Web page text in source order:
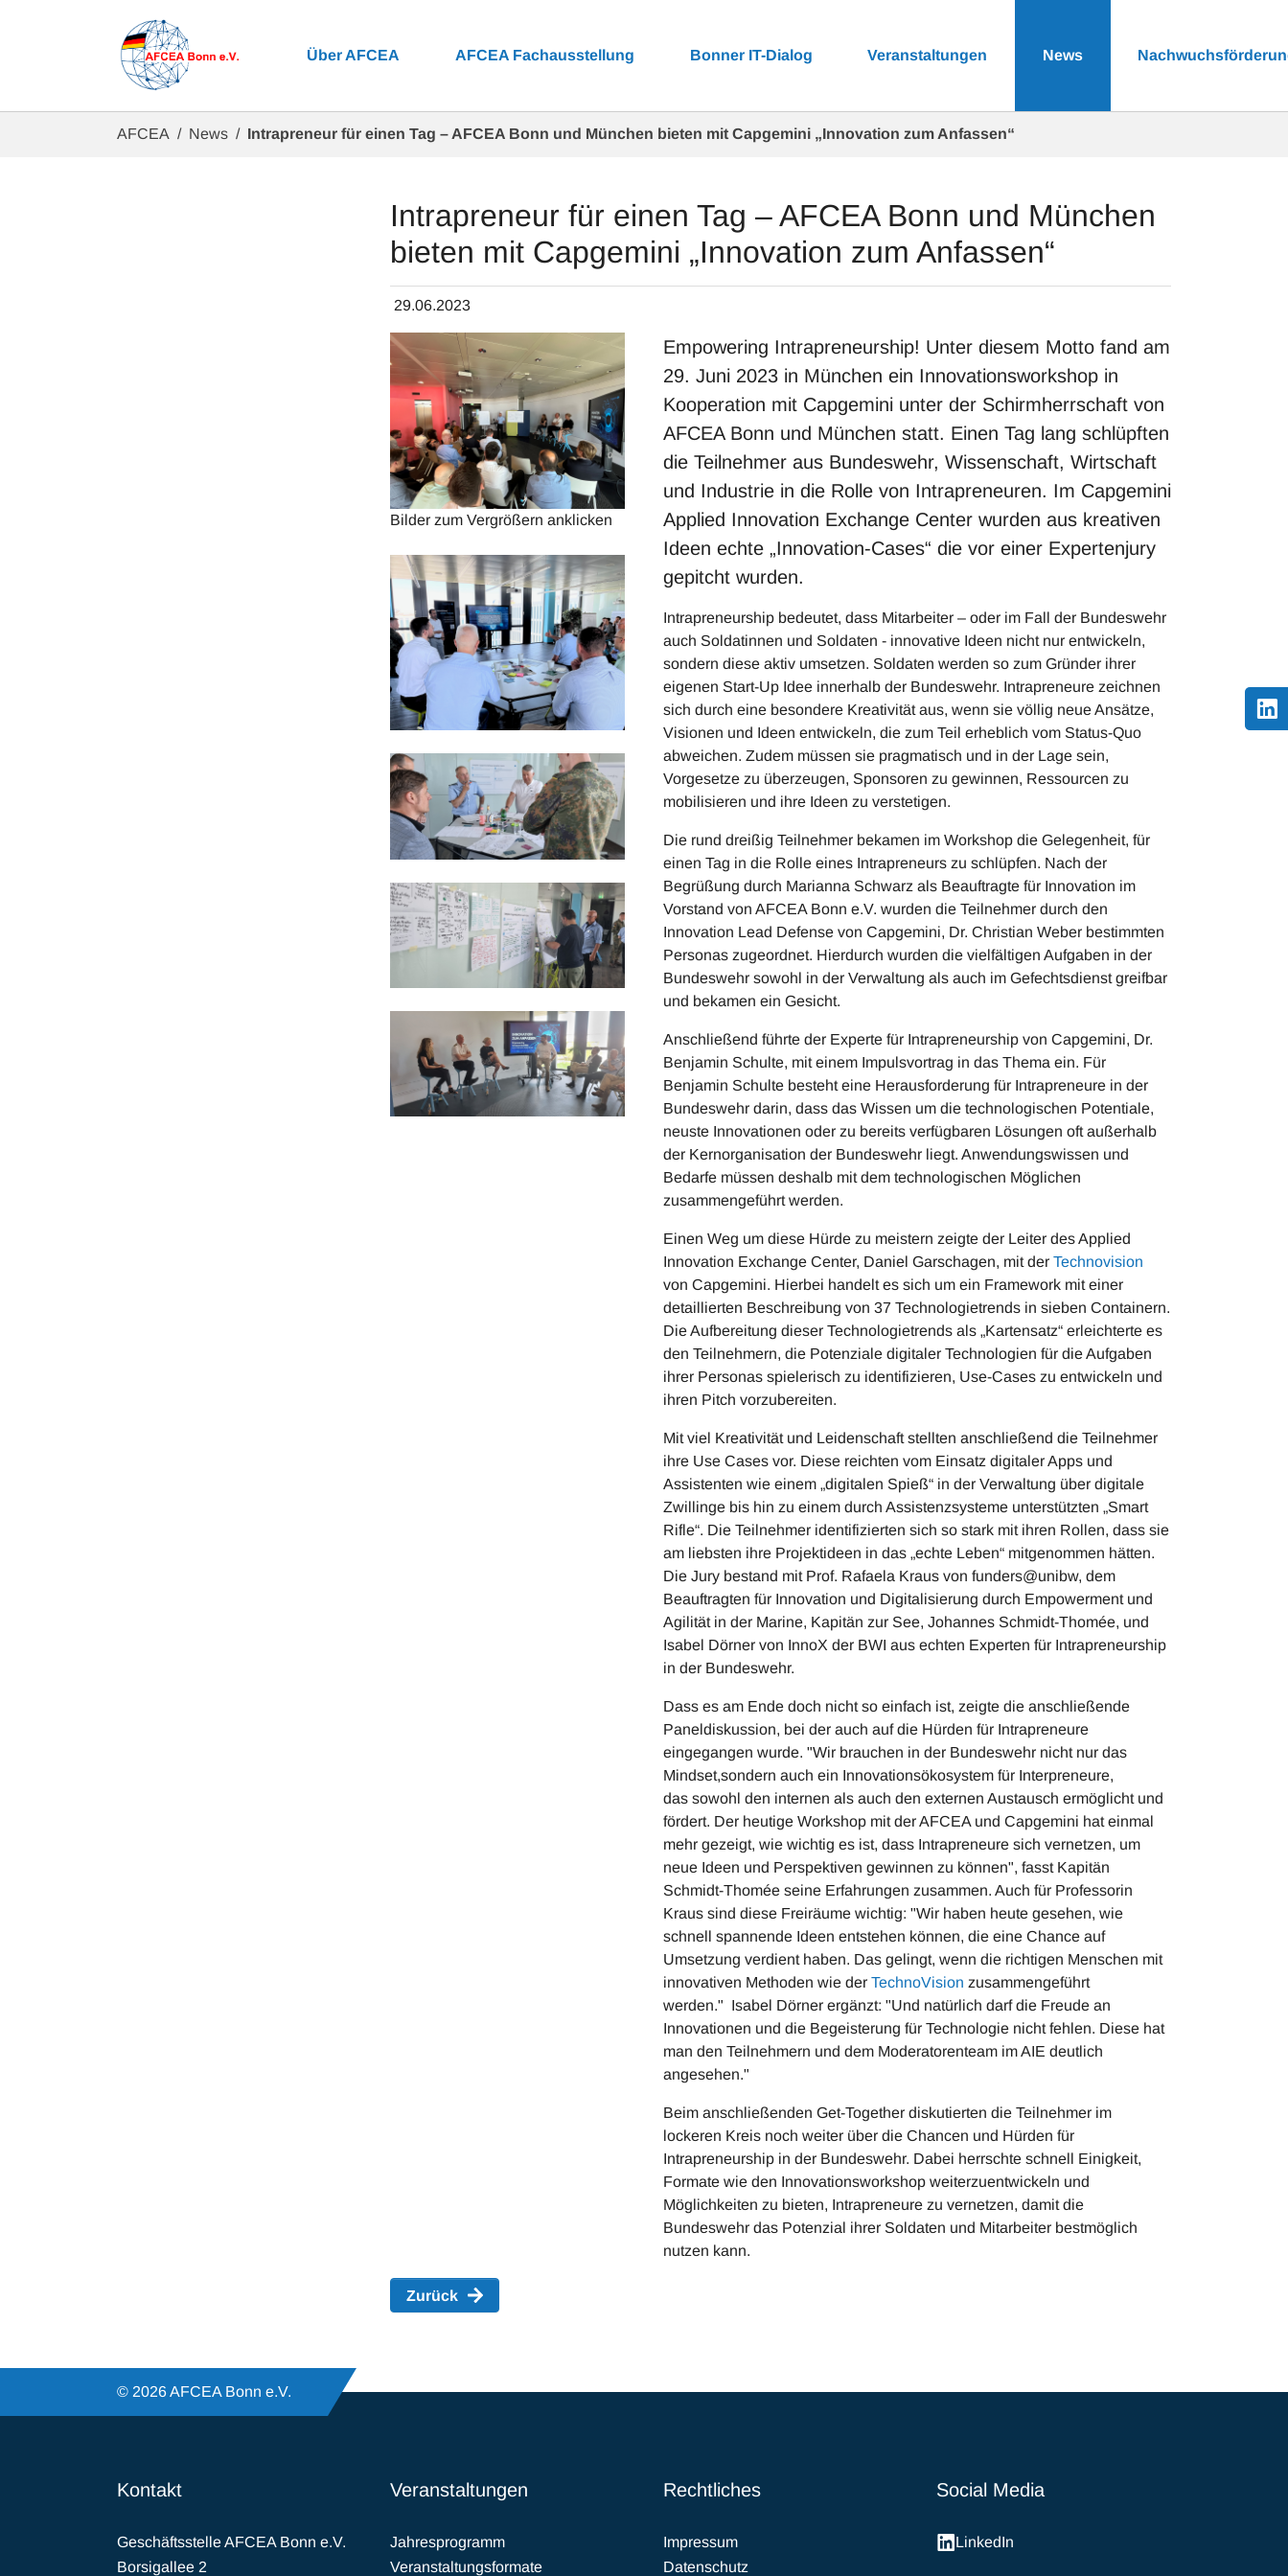
Über AFCEA AFCEA Fachausstellung Bonner IT-Dialog Veranstaltungen News
AFCEA News Intrapreneur für einen Tag – AFCEA Bonn und München bieten mit Capgemini „Innovation zum Anfassen“
Intrapreneur für einen Tag – AFCEA Bonn und München
bieten mit Capgemini „Innovation zum Anfassen“
29.06.2023
Bilder zum Vergrößern anklicken
Empowering Intrapreneurship! Unter diesem Motto fand am
29. Juni 2023 in München ein Innovationsworkshop in
Kooperation mit Capgemini unter der Schirmherrschaft von
AFCEA Bonn und München statt. Einen Tag lang schlüpften
die Teilnehmer aus Bundeswehr, Wissenschaft, Wirtschaft
und Industrie in die Rolle von Intrapreneuren. Im Capgemini
Applied Innovation Exchange Center wurden aus kreativen
Ideen echte „Innovation-Cases“ die vor einer Expertenjury
gepitcht wurden.
Intrapreneurship bedeutet, dass Mitarbeiter – oder im Fall der Bundeswehr
auch Soldatinnen und Soldaten - innovative Ideen nicht nur entwickeln,
sondern diese aktiv umsetzen. Soldaten werden so zum Gründer ihrer
eigenen Start-Up Idee innerhalb der Bundeswehr. Intrapreneure zeichnen
sich durch eine besondere Kreativität aus, wenn sie völlig neue Ansätze,
Visionen und Ideen entwickeln, die zum Teil erheblich vom Status-Quo
abweichen. Zudem müssen sie pragmatisch und in der Lage sein,
Vorgesetze zu überzeugen, Sponsoren zu gewinnen, Ressourcen zu
mobilisieren und ihre Ideen zu verstetigen.
Die rund dreißig Teilnehmer bekamen im Workshop die Gelegenheit, für
einen Tag in die Rolle eines Intrapreneurs zu schlüpfen. Nach der
Begrüßung durch Marianna Schwarz als Beauftragte für Innovation im
Vorstand von AFCEA Bonn e.V. wurden die Teilnehmer durch den
Innovation Lead Defense von Capgemini, Dr. Christian Weber bestimmten
Personas zugeordnet. Hierdurch wurden die vielfältigen Aufgaben in der
Bundeswehr sowohl in der Verwaltung als auch im Gefechtsdienst greifbar
und bekamen ein Gesicht.
Anschließend führte der Experte für Intrapreneurship von Capgemini, Dr.
Benjamin Schulte, mit einem Impulsvortrag in das Thema ein. Für
Benjamin Schulte besteht eine Herausforderung für Intrapreneure in der
Bundeswehr darin, dass das Wissen um die technologischen Potentiale,
neuste Innovationen oder zu bereits verfügbaren Lösungen oft außerhalb
der Kernorganisation der Bundeswehr liegt. Anwendungswissen und
Bedarfe müssen deshalb mit dem technologischen Möglichen
zusammengeführt werden.
Einen Weg um diese Hürde zu meistern zeigte der Leiter des Applied
Innovation Exchange Center, Daniel Garschagen, mit der Technovision
von Capgemini. Hierbei handelt es sich um ein Framework mit einer
detaillierten Beschreibung von 37 Technologietrends in sieben Containern.
Die Aufbereitung dieser Technologietrends als „Kartensatz“ erleichterte es
den Teilnehmern, die Potenziale digitaler Technologien für die Aufgaben
ihrer Personas spielerisch zu identifizieren, Use-Cases zu entwickeln und
ihren Pitch vorzubereiten.
Mit viel Kreativität und Leidenschaft stellten anschließend die Teilnehmer
ihre Use Cases vor. Diese reichten vom Einsatz digitaler Apps und
Assistenten wie einem „digitalen Spieß“ in der Verwaltung über digitale
Zwillinge bis hin zu einem durch Assistenzsysteme unterstützten „Smart
Rifle“. Die Teilnehmer identifizierten sich so stark mit ihren Rollen, dass sie
am liebsten ihre Projektideen in das „echte Leben“ mitgenommen hätten.
Die Jury bestand mit Prof. Rafaela Kraus von funders@unibw, dem
Beauftragten für Innovation und Digitalisierung durch Empowerment und
Agilität in der Marine, Kapitän zur See, Johannes Schmidt-Thomée, und
Isabel Dörner von InnoX der BWI aus echten Experten für Intrapreneurship
in der Bundeswehr.
Dass es am Ende doch nicht so einfach ist, zeigte die anschließende
Paneldiskussion, bei der auch auf die Hürden für Intrapreneure
eingegangen wurde. "Wir brauchen in der Bundeswehr nicht nur das
Mindset,sondern auch ein Innovationsökosystem für Interpreneure,
das sowohl den internen als auch den externen Austausch ermöglicht und
fördert. Der heutige Workshop mit der AFCEA und Capgemini hat einmal
mehr gezeigt, wie wichtig es ist, dass Intrapreneure sich vernetzen, um
neue Ideen und Perspektiven gewinnen zu können", fasst Kapitän
Schmidt-Thomée seine Erfahrungen zusammen. Auch für Professorin
Kraus sind diese Freiräume wichtig: "Wir haben heute gesehen, wie
schnell spannende Ideen entstehen können, die eine Chance auf
Umsetzung verdient haben. Das gelingt, wenn die richtigen Menschen mit
innovativen Methoden wie der TechnoVision zusammengeführt
werden." Isabel Dörner ergänzt: "Und natürlich darf die Freude an
Innovationen und die Begeisterung für Technologie nicht fehlen. Diese hat
man den Teilnehmern und dem Moderatorenteam im AIE deutlich
angesehen."
Beim anschließenden Get-Together diskutierten die Teilnehmer im
lockeren Kreis noch weiter über die Chancen und Hürden für
Intrapreneurship in der Bundeswehr. Dabei herrschte schnell Einigkeit,
Formate wie den Innovationsworkshop weiterzuentwickeln und
Möglichkeiten zu bieten, Intrapreneure zu vernetzen, damit die
Bundeswehr das Potenzial ihrer Soldaten und Mitarbeiter bestmöglich
nutzen kann.
Zurück
© 2026 AFCEA Bonn e.V.
Kontakt
Geschäftsstelle AFCEA Bonn e.V.
Borsigallee 2
Veranstaltungen
Jahresprogramm
Veranstaltungsformate
Rechtliches
Impressum
Datenschutz
Social Media
LinkedIn